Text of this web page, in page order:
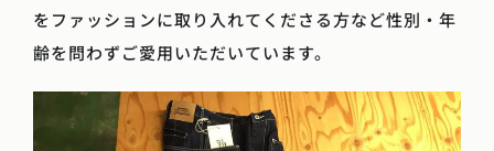
をファッションに取り入れてくださる方など性別・年
齢を問わずご愛用いただいています。